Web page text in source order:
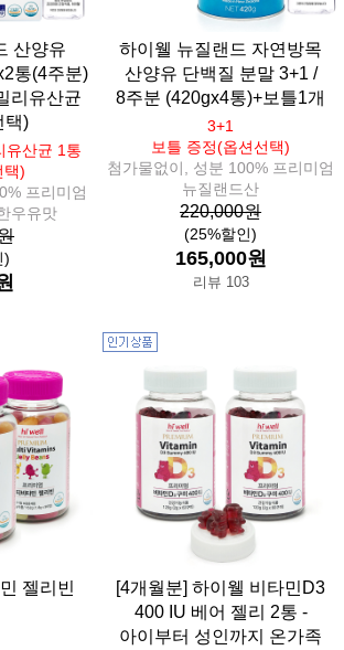
산양유
통(4주분)
리유산균
택)
유산균 1통
택)
프리미엄
우유맛
)
하이웰 뉴질랜드 자연방목
산양유 단백질 분말 3+1 /
8주분 (420gx4통)+보틀1개
3+1
보틀 증정(옵션선택)
첨가물없이, 성분 100% 프리미엄
뉴질랜드산
220,000원
(25%할인)
165,000원
리뷰 103
젤리빈
[4개월분] 하이웰 비타민D3
400 IU 베어 젤리 2통 -
아이부터 성인까지 온가족